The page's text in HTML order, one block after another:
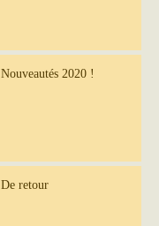
Nouveautés 2020 !
De retour